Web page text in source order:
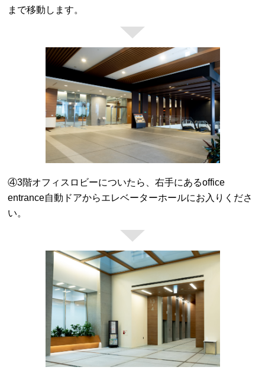
まで移動します。
④3階オフィスロビーについたら、右手にあるoffice
entrance自動ドアからエレベーターホールにお入りくださ
い。